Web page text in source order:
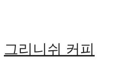
그리니쉬 커피